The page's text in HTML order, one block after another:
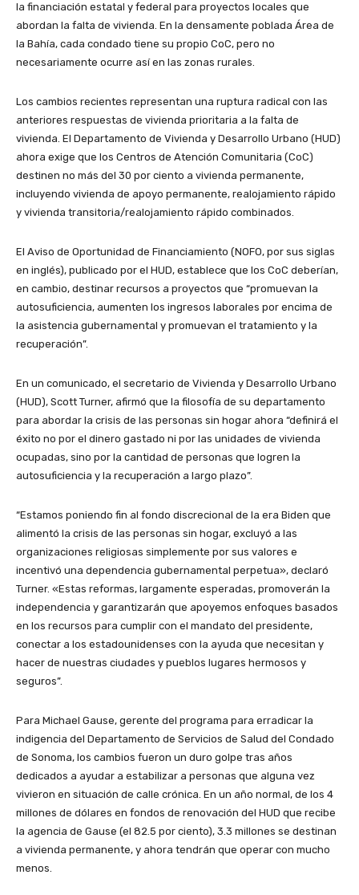
la financiación estatal y federal para proyectos locales que
abordan la falta de vivienda. En la densamente poblada Área de
la Bahía, cada condado tiene su propio CoC, pero no
necesariamente ocurre así en las zonas rurales.
Los cambios recientes representan una ruptura radical con las
anteriores respuestas de vivienda prioritaria a la falta de
vivienda. El Departamento de Vivienda y Desarrollo Urbano (HUD)
ahora exige que los Centros de Atención Comunitaria (CoC)
destinen no más del 30 por ciento a vivienda permanente,
incluyendo vivienda de apoyo permanente, realojamiento rápido
y vivienda transitoria/realojamiento rápido combinados.
El Aviso de Oportunidad de Financiamiento (NOFO, por sus siglas
en inglés), publicado por el HUD, establece que los CoC deberían,
en cambio, destinar recursos a proyectos que “promuevan la
autosuficiencia, aumenten los ingresos laborales por encima de
la asistencia gubernamental y promuevan el tratamiento y la
recuperación”.
En un comunicado, el secretario de Vivienda y Desarrollo Urbano
(HUD), Scott Turner, afirmó que la filosofía de su departamento
para abordar la crisis de las personas sin hogar ahora “definirá el
éxito no por el dinero gastado ni por las unidades de vivienda
ocupadas, sino por la cantidad de personas que logren la
autosuficiencia y la recuperación a largo plazo”.
“Estamos poniendo fin al fondo discrecional de la era Biden que
alimentó la crisis de las personas sin hogar, excluyó a las
organizaciones religiosas simplemente por sus valores e
incentivó una dependencia gubernamental perpetua», declaró
Turner. «Estas reformas, largamente esperadas, promoverán la
independencia y garantizarán que apoyemos enfoques basados ​​
en los recursos para cumplir con el mandato del presidente,
conectar a los estadounidenses con la ayuda que necesitan y
hacer de nuestras ciudades y pueblos lugares hermosos y
seguros”.
Para Michael Gause, gerente del programa para erradicar la
indigencia del Departamento de Servicios de Salud del Condado
de Sonoma, los cambios fueron un duro golpe tras años
dedicados a ayudar a estabilizar a personas que alguna vez
vivieron en situación de calle crónica. En un año normal, de los 4
millones de dólares en fondos de renovación del HUD que recibe
la agencia de Gause (el 82.5 por ciento), 3.3 millones se destinan
a vivienda permanente, y ahora tendrán que operar con mucho
menos.